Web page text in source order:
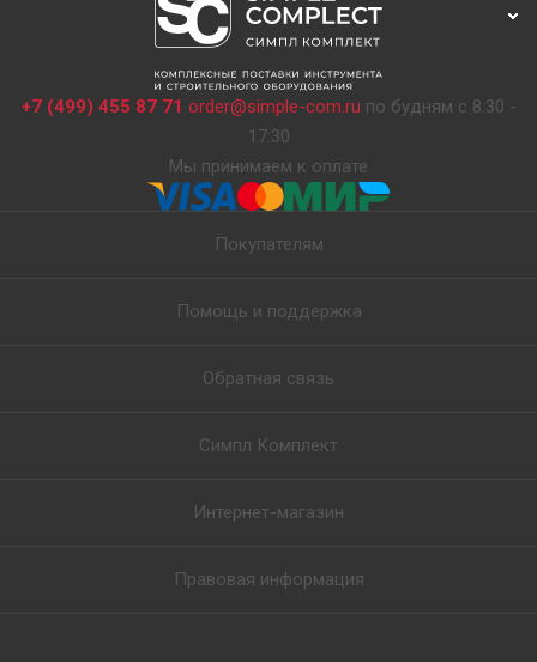
+7 (499) 455 87 71 order@simple-com.ru по будням с 8:30 -
17:30
Мы принимаем к оплате
Покупателям
Помощь и поддержка
Обратная связь
Симпл Комплект
Интернет-магазин
Правовая информация